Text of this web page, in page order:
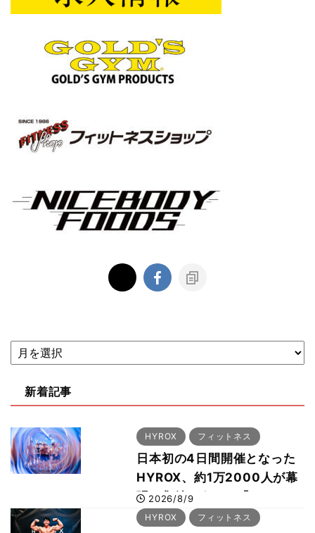
新着記事
HYROX フィットネス
日本初の4日間開催となった
HYROX、約1万2000人が幕
張に集結 すでに「2028、
29年の大会も準備」
2026/8/9
HYROX フィットネス